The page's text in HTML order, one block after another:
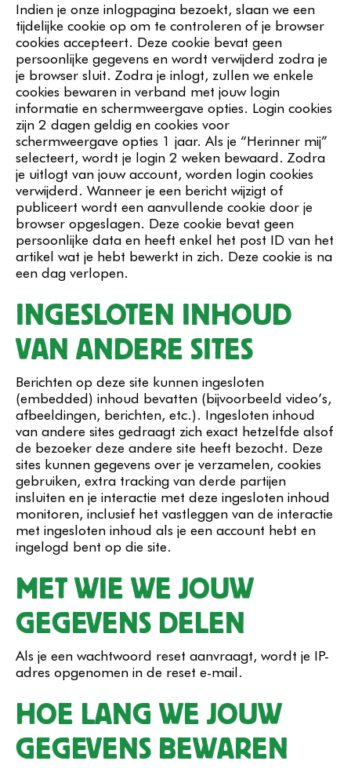
Indien je onze inlogpagina bezoekt, slaan we een
tijdelijke cookie op om te controleren of je browser
cookies accepteert. Deze cookie bevat geen
persoonlijke gegevens en wordt verwijderd zodra je
je browser sluit. Zodra je inlogt, zullen we enkele
cookies bewaren in verband met jouw login
informatie en schermweergave opties. Login cookies
zijn 2 dagen geldig en cookies voor
schermweergave opties 1 jaar. Als je “Herinner mij”
selecteert, wordt je login 2 weken bewaard. Zodra
je uitlogt van jouw account, worden login cookies
verwijderd. Wanneer je een bericht wijzigt of
publiceert wordt een aanvullende cookie door je
browser opgeslagen. Deze cookie bevat geen
persoonlijke data en heeft enkel het post ID van het
artikel wat je hebt bewerkt in zich. Deze cookie is na
een dag verlopen.
INGESLOTEN INHOUD
VAN ANDERE SITES
Berichten op deze site kunnen ingesloten
(embedded) inhoud bevatten (bijvoorbeeld video’s,
afbeeldingen, berichten, etc.). Ingesloten inhoud
van andere sites gedraagt zich exact hetzelfde alsof
de bezoeker deze andere site heeft bezocht. Deze
sites kunnen gegevens over je verzamelen, cookies
gebruiken, extra tracking van derde partijen
insluiten en je interactie met deze ingesloten inhoud
monitoren, inclusief het vastleggen van de interactie
met ingesloten inhoud als je een account hebt en
ingelogd bent op die site.
MET WIE WE JOUW
GEGEVENS DELEN
Als je een wachtwoord reset aanvraagt, wordt je IP-
adres opgenomen in de reset e-mail.
HOE LANG WE JOUW
GEGEVENS BEWAREN